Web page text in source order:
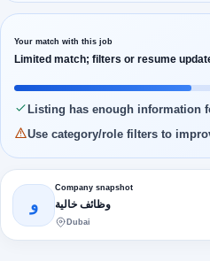
Your match with this job
Limited match; filters or resume
Listing has enough information
Use category/role filters to
و
Company snapshot
وظائف خالية
Dubai